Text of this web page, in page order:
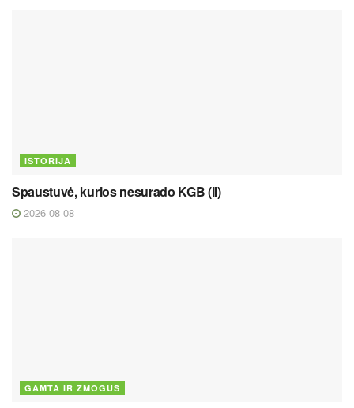
ISTORIJA
Spaustuvė, kurios nesurado KGB (II)
2026 08 08
GAMTA IR ŽMOGUS